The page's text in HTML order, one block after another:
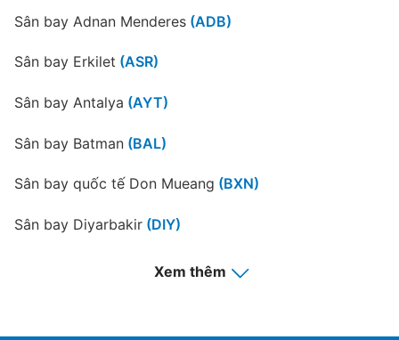
Sân bay Adnan Menderes (ADB)
Sân bay Erkilet (ASR)
Sân bay Antalya (AYT)
Sân bay Batman (BAL)
Sân bay quốc tế Don Mueang (BXN)
Sân bay Diyarbakir (DIY)
(DLM)
Xem thêm